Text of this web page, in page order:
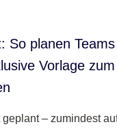
So planen
Vorlage zum
– zumindest